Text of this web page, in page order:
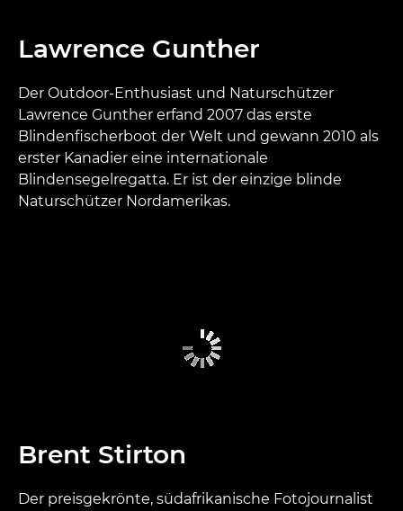
Lawrence Gunther
Der Outdoor-Enthusiast und Naturschützer
Lawrence Gunther erfand 2007 das erste
Blindenfischerboot der Welt und gewann 2010 als
erster Kanadier eine internationale
Blindensegelregatta. Er ist der einzige blinde
Naturschützer Nordamerikas.
Brent Stirton
Der preisgekrönte, südafrikanische Fotojournalist